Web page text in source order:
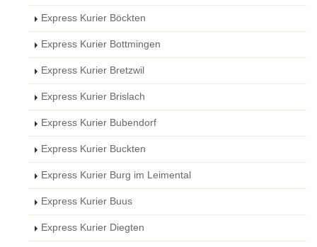
Express Kurier Böckten
Express Kurier Bottmingen
Express Kurier Bretzwil
Express Kurier Brislach
Express Kurier Bubendorf
Express Kurier Buckten
Express Kurier Burg im Leimental
Express Kurier Buus
Express Kurier Diegten